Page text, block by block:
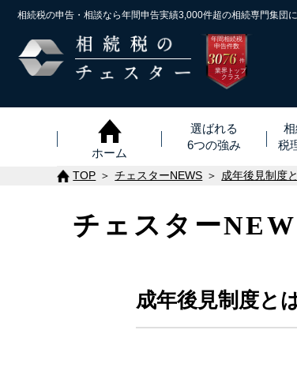
相続税の申告・相談なら年間申告実績3,000件超の相続専門集団
年間相続税
申告件数
3076 ※
件
業界トップ
クラス
ホーム
選ばれる
6つの強み
税
TOP チェスターNEWS 成年後見制度
チェスター
成年後見制度